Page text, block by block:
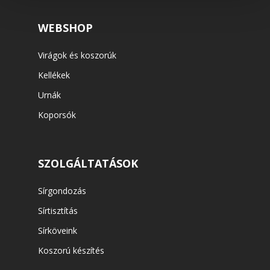
WEBSHOP
Virágok és koszorúk
Kellékek
Urnák
Koporsók
SZOLGÁLTATÁSOK
Sírgondozás
Sírtisztítás
Sírköveink
Koszorú készítés